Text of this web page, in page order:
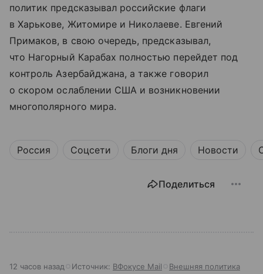
политик предсказывал российские флаги
в Харькове, Житомире и Николаеве. Евгений
Примаков, в свою очередь, предсказывал,
что Нагорный Карабах полностью перейдет под
контроль Азербайджана, а также говорил
о скором ослаблении США и возникновении
многополярного мира.
Россия Соцсети Блоги дня Новости
Поделиться
12 часов назад Источник: ВФокусе Mail Внешняя политика